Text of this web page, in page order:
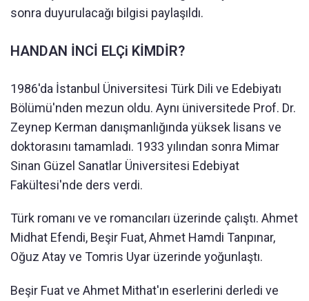
sonra duyurulacağı bilgisi paylaşıldı.
HANDAN İNCİ ELÇi KİMDİR?
1986'da İstanbul Üniversitesi Türk Dili ve Edebiyatı
Bölümü'nden mezun oldu. Aynı üniversitede Prof. Dr.
Zeynep Kerman danışmanlığında yüksek lisans ve
doktorasını tamamladı. 1933 yılından sonra Mimar
Sinan Güzel Sanatlar Üniversitesi Edebiyat
Fakültesi'nde ders verdi.
Türk romanı ve ve romancıları üzerinde çalıştı. Ahmet
Midhat Efendi, Beşir Fuat, Ahmet Hamdi Tanpınar,
Oğuz Atay ve Tomris Uyar üzerinde yoğunlaştı.
Beşir Fuat ve Ahmet Mithat'ın eserlerini derledi ve